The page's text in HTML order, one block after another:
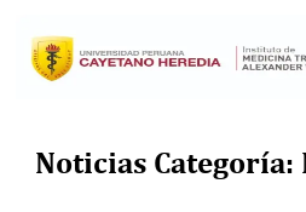
Noticias Categoría: